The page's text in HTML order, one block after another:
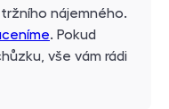
tržního nájemného.
. Pokud
vše vám rádi